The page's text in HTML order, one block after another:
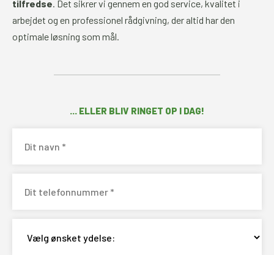
tilfredse . Det sikrer vi gennem en god service, kvalitet i
arbejdet og en professionel rådgivning, der altid har den
optimale løsning som mål.
... ELLER BLIV RINGET OP I DAG!